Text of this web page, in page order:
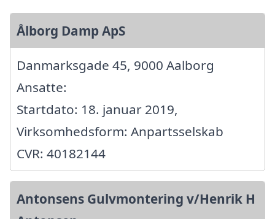
Ålborg Damp ApS
Danmarksgade 45, 9000 Aalborg
Ansatte:
Startdato: 18. januar 2019,
Virksomhedsform: Anpartsselskab
CVR: 40182144
Antonsens Gulvmontering v/Henrik H